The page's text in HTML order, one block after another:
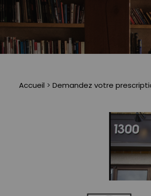
Accueil > Demandez votre